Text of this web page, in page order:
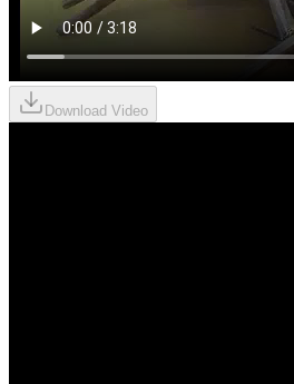
Download Video